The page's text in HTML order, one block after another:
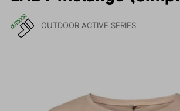
OUTDOOR ACTIVE SERIES